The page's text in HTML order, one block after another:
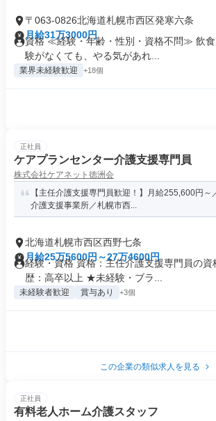
〒063-0826北海道札幌市西区発寒六条
月給31万3000円
資格 ≪経験・年齢・性別・資格不問≫ 飲
験がなくても、やる気があれ...
業界未経験歓迎 +18個
正社員
ケアプランセンター介護支援専門員
株式会社ケアネット徳洲会
【主任介護支援専門員歓迎！】月給255,600円～
介護支援事業所／札幌市西...
北海道札幌市西区西野七条
月給25万5600円～27万4600円
経験・資格 資格：主任介護支援専門員の
歴：高卒以上 ★未経験・ブラ...
未経験者歓迎 賞与あり +3個
この企業の類似求人を見る
正社員
有料老人ホーム介護スタッフ